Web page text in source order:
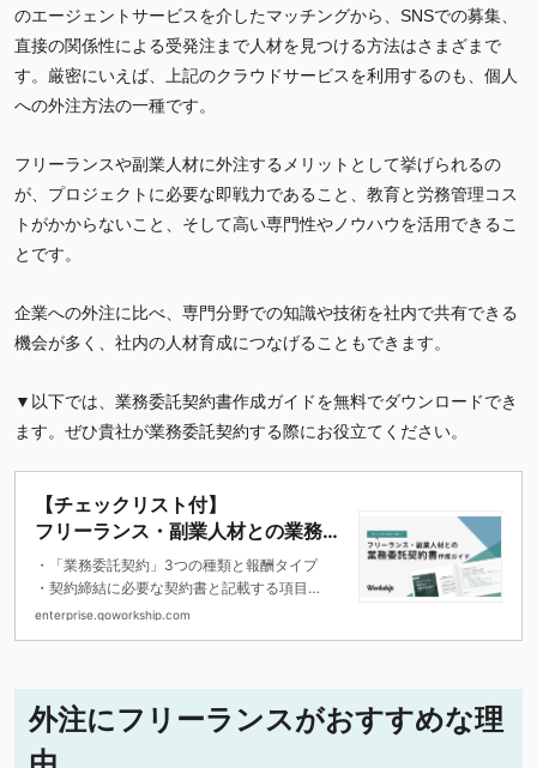
のエージェントサービスを介したマッチングから、SNSでの募集、
直接の関係性による受発注まで人材を見つける方法はさまざまで
す。厳密にいえば、上記のクラウドサービスを利用するのも、個人
への外注方法の一種です。
フリーランスや副業人材に外注するメリットとして挙げられるの
が、プロジェクトに必要な即戦力であること、教育と労務管理コス
トがかからないこと、そして高い専門性やノウハウを活用できるこ
とです。
企業への外注に比べ、専門分野での知識や技術を社内で共有できる
機会が多く、社内の人材育成につなげることもできます。
▼以下では、業務委託契約書作成ガイドを無料でダウンロードでき
ます。ぜひ貴社が業務委託契約する際にお役立てください。
【チェックリスト付】
フリーランス・副業人材との業務委
託契約書作成ガイド
・「業務委託契約」3つの種類と報酬タイプ
・契約締結に必要な契約書と記載する項目
・契約書 作成チェックリスト
enterprise.goworkship.com
外注にフリーランスがおすすめな理